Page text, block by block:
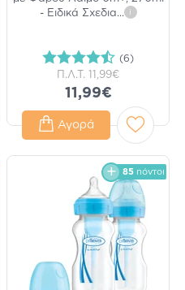
- Ειδικά Σχεδια... i
(6)
Π.Λ.Τ. 11,99€
11,99€
Αγορά
85 πόντοι